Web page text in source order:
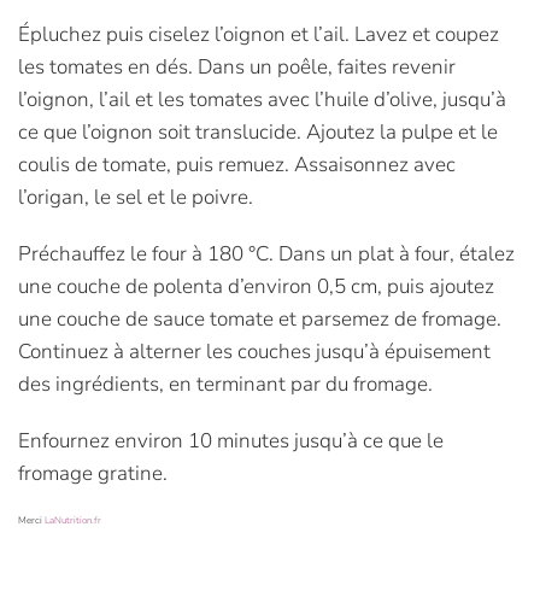
Épluchez puis ciselez l’oignon et l’ail. Lavez et coupez
les tomates en dés. Dans un poêle, faites revenir
l’oignon, l’ail et les tomates avec l’huile d’olive, jusqu’à
ce que l’oignon soit translucide. Ajoutez la pulpe et le
coulis de tomate, puis remuez. Assaisonnez avec
l’origan, le sel et le poivre.
Préchauffez le four à 180 °C. Dans un plat à four, étalez
une couche de polenta d’environ 0,5 cm, puis ajoutez
une couche de sauce tomate et parsemez de fromage.
Continuez à alterner les couches jusqu’à épuisement
des ingrédients, en terminant par du fromage.
Enfournez environ 10 minutes jusqu’à ce que le
fromage gratine.
MerciLaNutrition.fr